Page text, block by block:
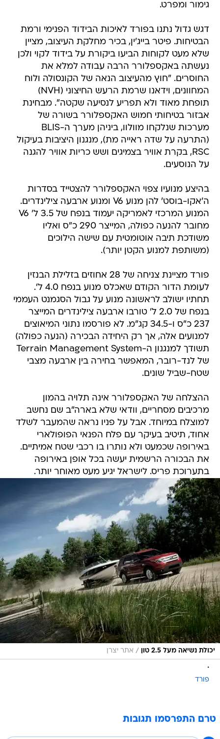
גימור ומפרט.
דגש גדול נתנו בפורד לאיכות הבידוד הפנימי ורמת
הבטיחות. פיטר בייג'ין, בכיר מחלקת העיצוב, מציין
שלא מעט לקוחות הביעו ביקורת על בידוד לקוי ולכן
נעשתה באקספלורר הרבה עבודה למלא את
החוסרים. "חוץ מהעיצוב הנאה של הקונסולה ולוח
המחוונים, וידאנו שרמת הרעש החיצוני (NVH)
תופחת מאוד ולא תפריע לנסיעה שקטה". מבחינת
אבזור בטיחותי חמוש האקספלורר בשורה של
מערכות שנלקחו מוולוו, ביניהן מערך ה-BLIS
(התרעה על שדה ראייה מת), מנגנון היציבות בעיקול
RSC, בקרת אוויר בצמיגים ושש כריות אוויר להגנה
על הנוסעים.
בהיצע מנועיו צפוי האקספלורר להצטייד בסדרות
ה'אקו-בוסט' להן מנוע V6 ומנוע ארבעה צילינדרים.
המנוע המרכזי לאמריקה יעמוד בנפח של 3.5 ל' V6
מחובר להנעה כפולה, המייצר 290 כ"ס ואליו
משודכת תיבה אוטומטית עם שישה הילוכים
(משותפת למנוע הקטן יותר).
פורד מציינת צניחה של 28 אחוזים בזלילת הבנזין
לעומת הדור הקודם שאכלס מנוע בנפח 4.0 ל'.
תחתיו ישולב לראשונה מנוע על גבול הסגמנט העממי
בנפח של 2.0 ל' טורבו ארבעה צילינדרים המייצר
237 כ"ס ו-34.5 קג"מ. לא פורסמו נתוני המיאוצים
למנועים אלה, אך רק היחידה הבכירה (הנעה כפולה)
תשודך למנגנון ה-Terrain Management System
של לנד-רובר, המאפשר בחירה בין ארבעה מצבי
שטח-שביל שונים.
ההצלחה של האקספלורר אינה תלויה בהמון
מרכיבים מסחריים, וודאי שלא בארה"ב שם נחשב
למוצלח במיוחד. אבל על פניו נראה שהמעבר לשלד
אחוד, תיטיב בעיקר עם פלח הפנאי הפופולארי
באירופה שכמעט ולא נותרו בו רכבי שטח אמיתיים.
את הבכורה הרשמית יעשה בכל אופן באירופה
בתערוכת פריס. לישראל יגיע מעט מאוחר יותר.
יכולת נשיאה מעל 2.5 טון / אתר יצרן
.
פורד
טרם התפרסמו תגובות